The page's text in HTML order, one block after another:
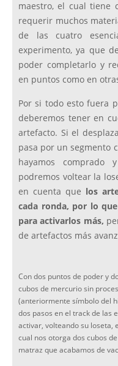
maestro, el cual tiene
requerir muchos
de las cuatro
experimento, ya que
poder completarlo y
en puntos como en
Por si todo esto fuera
deberemos tener en
artefacto. Si el
pasa por un segmento
hayamos
podremos voltear la
en cuenta que
los
cada ronda, por lo
para activarlos más,
de artefactos más
Con dos puntos de poder y
cubos de mercurio sin
(anteriormente símbolo del
dos pasos en el track de las
activar, volteando su loseta,
cual nos otorga dos cubos
matraz que acabamos de